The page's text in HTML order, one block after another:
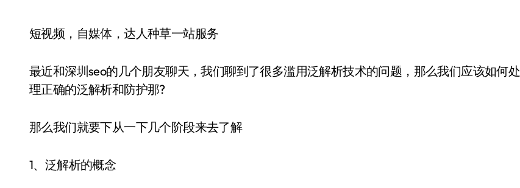
短视频，自媒体，达人种草一站服务
最近和深圳seo的几个朋友聊天，我们聊到了很多滥用泛解析技术的问题，那么我们应该如何处
理正确的泛解析和防护那?
那么我们就要下从一下几个阶段来去了解
1、泛解析的概念